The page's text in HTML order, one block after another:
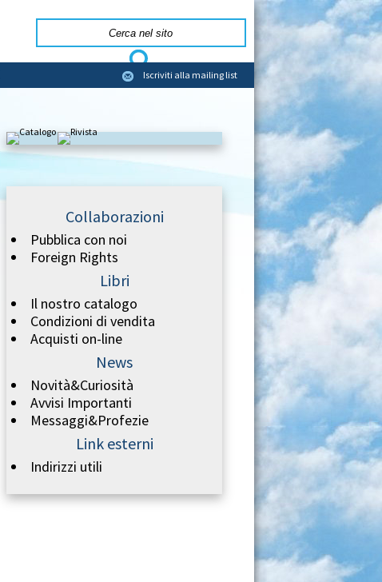
Iscriviti alla mailing list
Collaborazioni
Pubblica con noi
Foreign Rights
Libri
Il nostro catalogo
Condizioni di vendita
Acquisti on-line
News
Novità&Curiosità
Avvisi Importanti
Messaggi&Profezie
Link esterni
Indirizzi utili